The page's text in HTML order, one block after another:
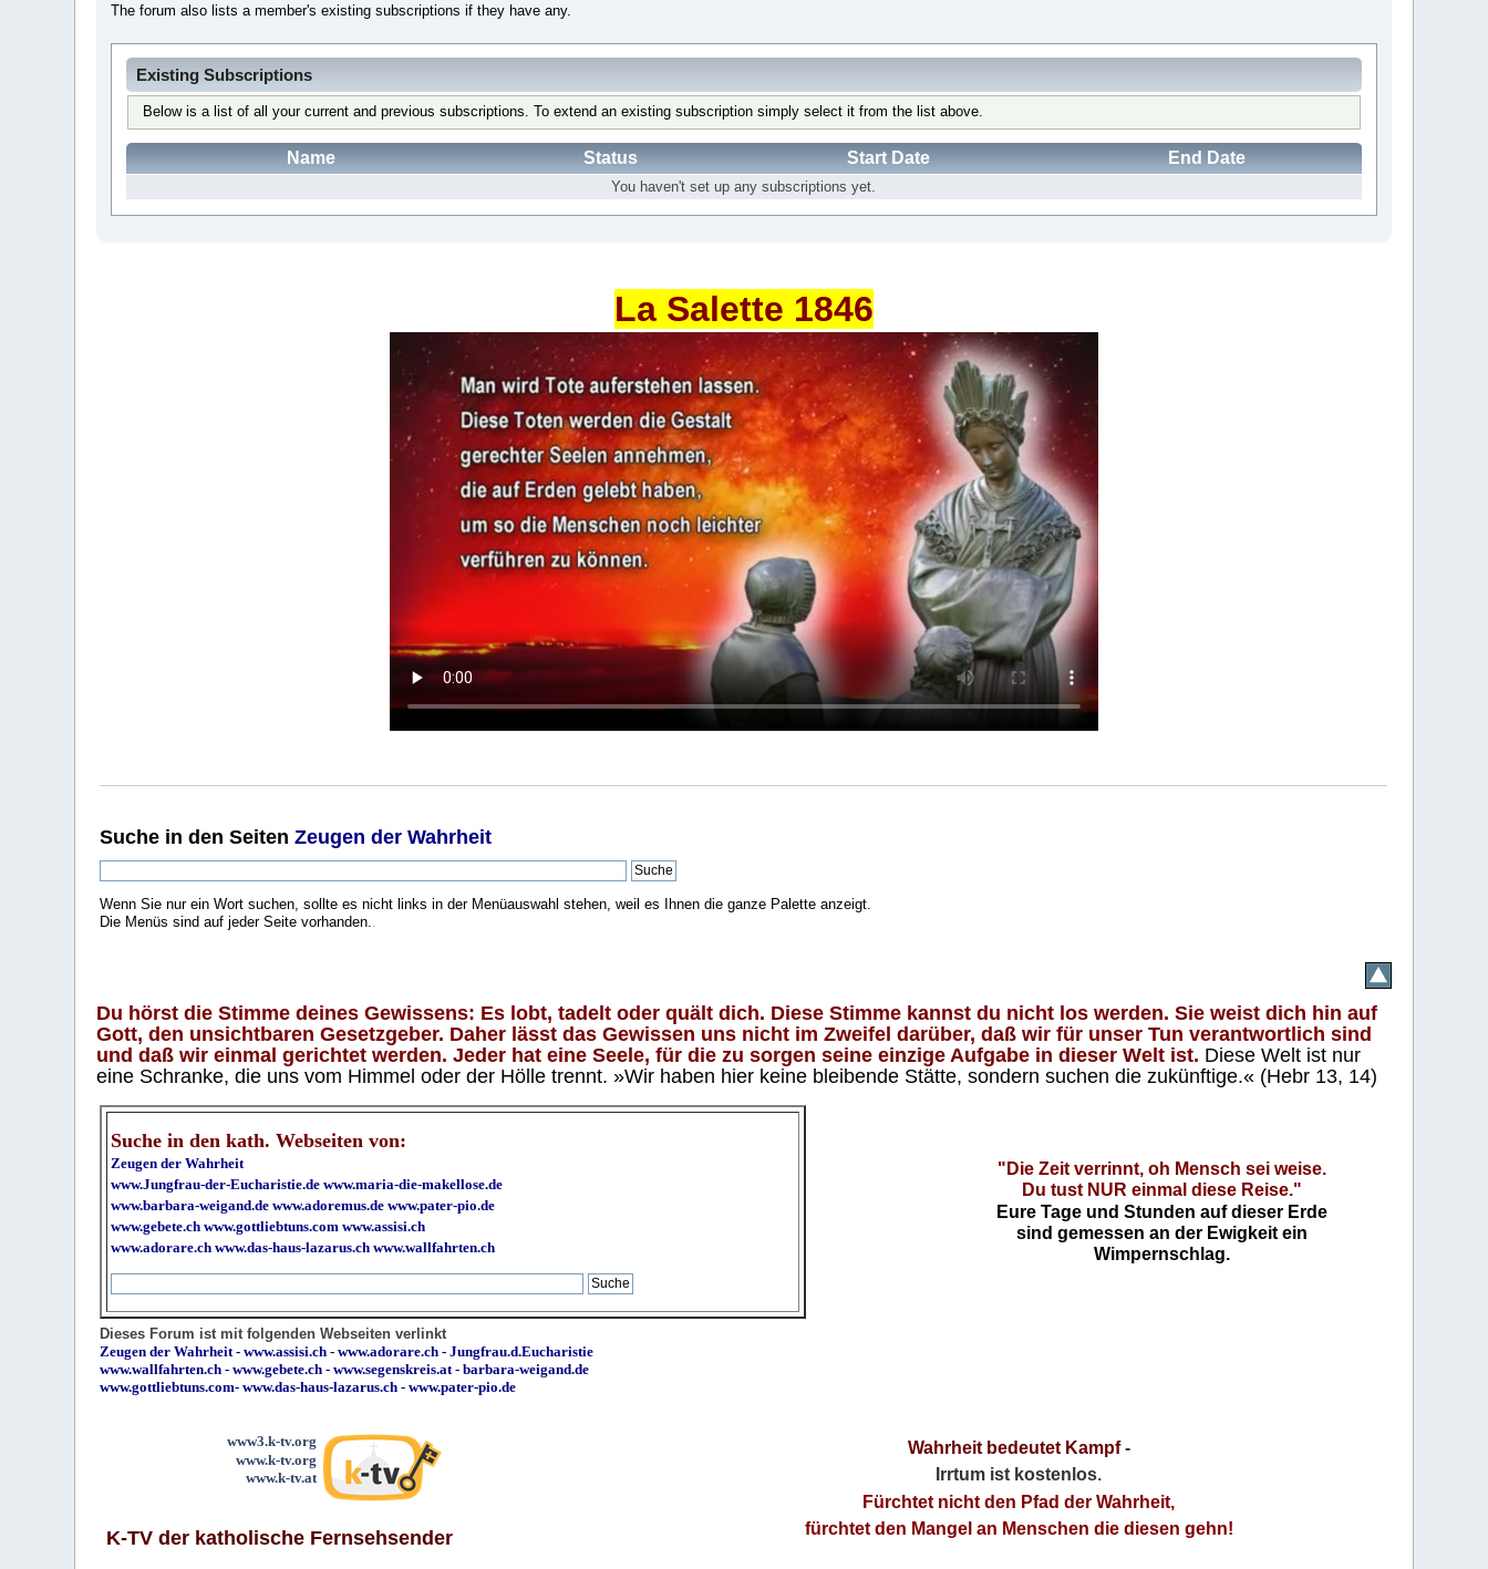
The forum also lists a member's existing subscriptions if they have any.
Existing Subscriptions
Below is a list of all your current and previous subscriptions. To extend an existing subscription simply select it from the list above.
Name Status Start Date End Date
You haven't set up any subscriptions yet.
La Salette 1846
Suche in den SeitenZeugen der Wahrheit
Wenn Sie nur ein Wort suchen, sollte es nicht links in der Menüauswahl stehen, weil es Ihnen die ganze Palette anzeigt.
Die Menüs sind auf jeder Seite vorhanden..
Du hörst die Stimme deines Gewissens: Es lobt, tadelt oder quält dich. Diese Stimme kannst du nicht los werden. Sie weist dich hin auf
Gott, den unsichtbaren Gesetzgeber. Daher lässt das Gewissen uns nicht im Zweifel darüber, daß wir für unser Tun verantwortlich sind
und daß wir einmal gerichtet werden. Jeder hat eine Seele, für die zu sorgen seine einzige Aufgabe in dieser Welt ist. Diese Welt ist nur
eine Schranke, die uns vom Himmel oder der Hölle trennt. »Wir haben hier keine bleibende Stätte, sondern suchen die zukünftige.« (Hebr 13, 14)
Suche in den kath. Webseiten von:
Zeugen der Wahrheit
www.Jungfrau-der-Eucharistie.de www.maria-die-makellose.de
www.barbara-weigand.de www.adoremus.de www.pater-pio.de
www.gebete.ch www.gottliebtuns.com www.assisi.ch
www.adorare.ch www.das-haus-lazarus.ch www.wallfahrten.ch
"Die Zeit verrinnt, oh Mensch sei weise.
Du tust NUR einmal diese Reise."
Eure Tage und Stunden auf dieser Erde
sind gemessen an der Ewigkeit ein
Wimpernschlag.
Dieses Forum ist mit folgenden Webseiten verlinkt
Zeugen der Wahrheit-www.assisi.ch -www.adorare.ch -Jungfrau.d.Eucharistie
www.wallfahrten.ch -www.gebete.ch -www.segenskreis.at-barbara-weigand.de
www.gottliebtuns.com-www.das-haus-lazarus.ch - www.pater-pio.de
www3.k-tv.org
www.k-tv.org
www.k-tv.at
K-TV der katholische Fernsehsender
Wahrheit bedeutet Kampf-
Irrtum ist kostenlos.
Fürchtet nicht den Pfad der Wahrheit,
fürchtet den Mangel an Menschen die diesen gehn!